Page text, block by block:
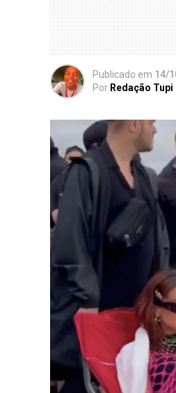
Publicado em 14/
Por Redação Tupi